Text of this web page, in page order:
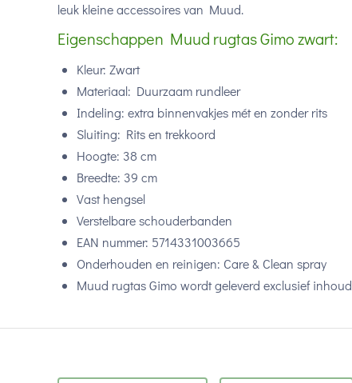
leuk kleine accessoires van Muud.
Eigenschappen Muud rugtas Gimo zwart:
Kleur: Zwart
Materiaal: Duurzaam rundleer
Indeling: extra binnenvakjes mét en zonder rits
Sluiting: Rits en trekkoord
Hoogte: 38 cm
Breedte: 39 cm
Vast hengsel
Verstelbare schouderbanden
EAN nummer: 5714331003665
Onderhouden en reinigen: Care & Clean spray
Muud rugtas Gimo wordt geleverd exclusief inhoud